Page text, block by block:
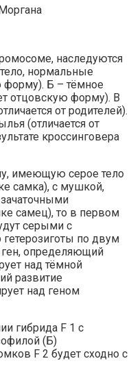
наследуются
нормальные
форму). Б – тёмное
отцовскую форму). В
от родителей).
(отличается от
кроссинговера
имеющую серое тело
самка), с мушкой,
самец), то в первом
серыми с
по двум
определяющий
над тёмной
развитие
над геном
гибрида F 1 с
(Б)
F 2 будет сходно с